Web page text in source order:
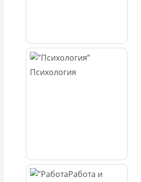
Психология
Работа и